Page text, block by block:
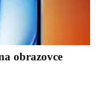
obrazovce